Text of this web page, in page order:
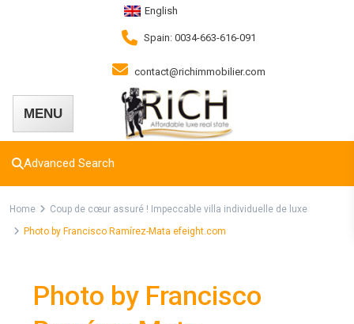
English
Spain: 0034-663-616-091
contact@richimmobilier.com
Advanced Search
Home
Coup de cœur assuré ! Impeccable villa individuelle de luxe
Photo by Francisco Ramírez-Mata efeight.com
Photo by Francisco